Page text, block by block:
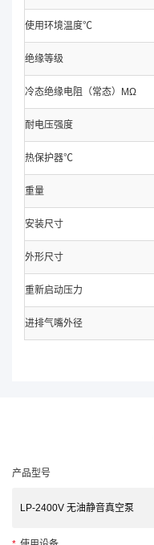
使用环境温度℃
绝缘等级
冷态绝缘电阻（常态）MΩ
耐电压强度
热保护器℃
重量
安装尺寸
外形尺寸
重新启动压力
进排气嘴外径
产品型号